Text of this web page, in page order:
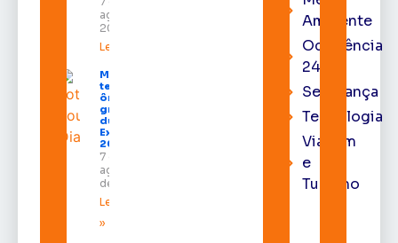
agosto de
2026
Leia mais »
Macapá
terá
ônibus
gratuitos
durante a
Expofeira
2026
7 de
agosto
de 2026
Leia mais
»
Ambiente
Ocorrência
24h
Segurança
Tecnologia
Viagem
e
Turismo